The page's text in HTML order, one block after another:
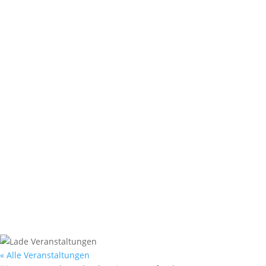
« Alle Veranstaltungen